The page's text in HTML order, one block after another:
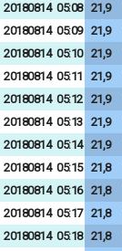
20180814 05:08 21,9
20180814 05:09 21,9
20180814 05:10 21,9
20180814 05:11 21,9
20180814 05:12 21,9
20180814 05:13 21,9
20180814 05:14 21,9
20180814 05:15 21,8
20180814 05:16 21,8
20180814 05:17 21,8
20180814 05:18 21,8